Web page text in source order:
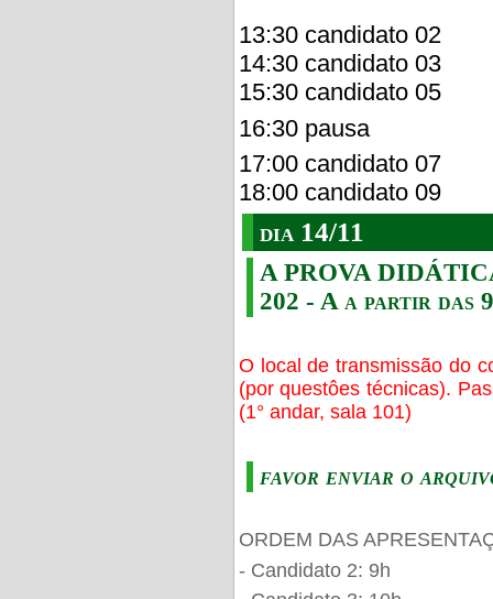
13:30 candidato 02
14:30 candidato 03
15:30 candidato 05
16:30 pausa
17:00 candidato 07
18:00 candidato 09
dia 14/11
A PROVA
202 - A a partir das
O local de transmissão do
(por questôes técnicas).
(1° andar, sala 101)
favor enviar o
ORDEM DAS
- Candidato 2: 9h